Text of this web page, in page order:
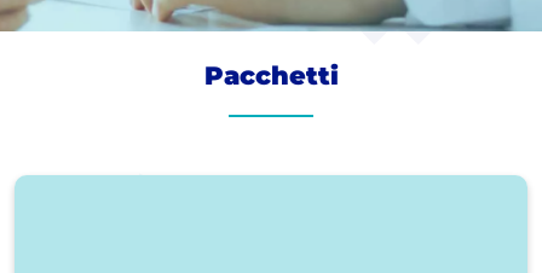
Pacchetti